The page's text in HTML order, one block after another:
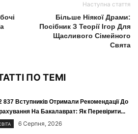
Наступна стаття
Більше Ніякої Драми:
Посібник З Теорії Ігор Для
Щасливого Сімейного
Свята
ПО ТЕМІ
837 Вступників Отримали Рекомендації До
На Бакалаврат: Як Перевірити...
6 Серпня, 2026